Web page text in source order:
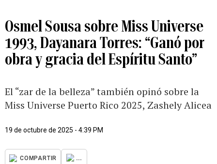
Osmel Sousa sobre Miss Universe
1993, Dayanara Torres: “Ganó por
obra y gracia del Espíritu Santo”
El “zar de la belleza” también opinó sobre la
Miss Universe Puerto Rico 2025, Zashely Alicea
19 de octubre de 2025 - 4:39 PM
COMPARTIR ...